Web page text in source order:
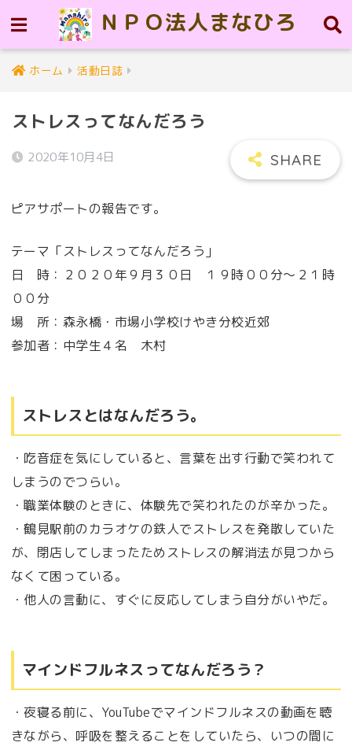
ＮＰＯ法人まなひろ
ホーム 活動日誌
ストレスってなんだろう
2020年10月4日
ピアサポートの報告です。
テーマ「ストレスってなんだろう」
日 時：２０２０年９月３０日 １９時００分～２１時
００分
場 所：森永橋・市場小学校けやき分校近郊
参加者：中学生４名 木村
ストレスとはなんだろう。
・吃音症を気にしていると、言葉を出す行動で笑われて
しまうのでつらい。
・職業体験のときに、体験先で笑われたのが辛かった。
・鶴見駅前のカラオケの鉄人でストレスを発散していた
が、閉店してしまったためストレスの解消法が見つから
なくて困っている。
・他人の言動に、すぐに反応してしまう自分がいやだ。
マインドフルネスってなんだろう？
・夜寝る前に、YouTubeでマインドフルネスの動画を聴
きながら、呼吸を整えることをしていたら、いつの間に